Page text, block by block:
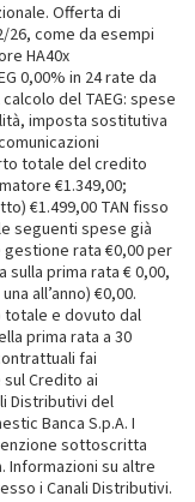
Offerta di
26, come da esempi
HA40x
0,00% in 24 rate da
del TAEG: spese
imposta sostitutiva
totale del credito
€1.349,00;
€1.499,00 TAN fisso
seguenti spese già
gestione rata €0,00 per
prima rata € 0,00,
all’anno) €0,00.
e dovuto dal
prima rata a 30
fai
Credito ai
Distributivi del
Banca S.p.A. I
sottoscritta
Informazioni su altre
i Canali Distributivi.